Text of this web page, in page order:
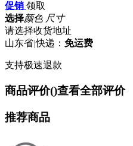
促销 领取
选择颜色 尺寸
请选择收货地址
山东省|快递： 免运费
支持极速退款
商品评价()查看全部评价
推荐商品